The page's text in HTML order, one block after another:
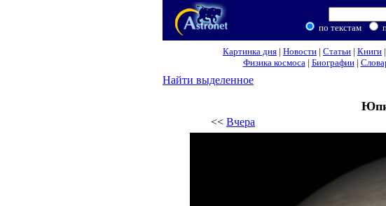
по текстам
Картинка дня | Новости | Статьи | Книги |
Физика космоса| Биографии|
Найти выделенное
<< Вчера